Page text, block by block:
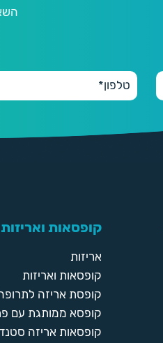
קופסאות ואריזות
אריזות
קופסאות ואריזות
קופסת אריזה
קופסא ממותגת עם
קופסאות אריזה